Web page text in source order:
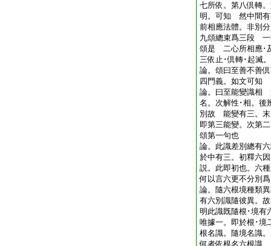
七所依。第八倶轉
明。可知 然中間有
前相應法體。非別
九頌總束爲三段 一
頌是 二心所相應･
三依止･倶轉･起滅
論。頌曰至善不善
四門義。如文可知
論。曰至能變識相
名。次解性･相。
別故 能變有三。末
即第三能變。次第
頌第一句也
論。此識差別總有
於中有三。初釋六
説。此即初也。六
何以言六更不分別
論。隨六根境種類
有六別識隨彼異。
明此識既隨根･境有
唯據一。即於根･境
根名識。隨境名識
何者依根名六根識